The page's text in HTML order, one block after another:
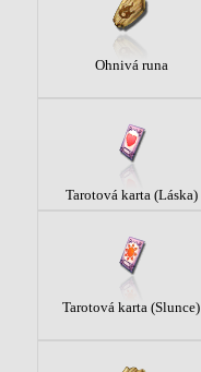
Ohnivá runa
Tarotová karta (Láska)
Tarotová karta (Slunce)